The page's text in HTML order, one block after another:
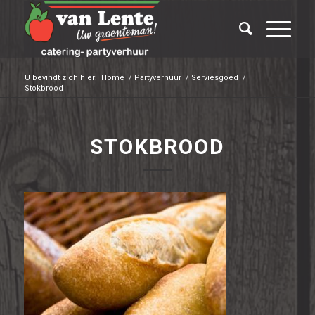
U bevindt zich hier: Home / Partyverhuur / Serviesgoed /
Stokbrood
STOKBROOD